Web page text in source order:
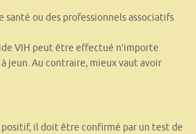
santé ou des professionnels associatifs
VIH peut être effectué n’importe
à jeun. Au contraire, mieux vaut avoir
positif, il doit être confirmé par un test de